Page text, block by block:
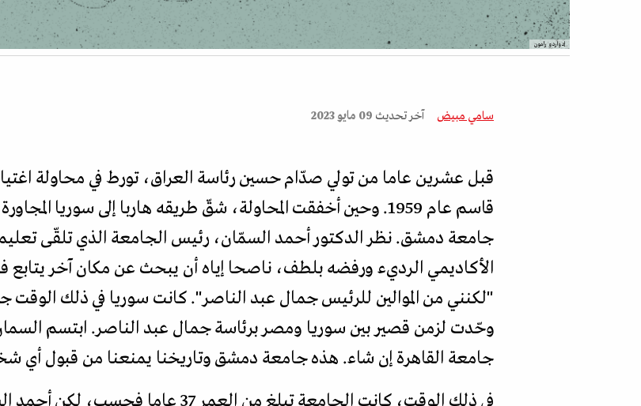
إدواردو رامون
سامي مبيض آخر تحديث 09 مايو 2023
قبل عشرين عاما من تولي صدّام حسين رئاسة العراق، تورط في محاولة
قاسم عام 1959. وحين أخفقت المحاولة، شقّ طريقه هاربا إلى سوريا
جامعة دمشق. نظر الدكتور أحمد السمّان، رئيس الجامعة الذي تلقّى
الأكاديمي الرديء ورفضه بلطف، ناصحا إياه أن يبحث عن مكان آخر
"لكنني من الموالين للرئيس جمال عبد الناصر". كانت سوريا في ذلك الوقت
وحّدت لزمن قصير بين سوريا ومصر برئاسة جمال عبد الناصر. ابتسم
جامعة القاهرة إن شاء. هذه جامعة دمشق وتاريخنا يمنعنا من قبول أي
في ذلك الوقت، كانت الجامعة تبلغ من